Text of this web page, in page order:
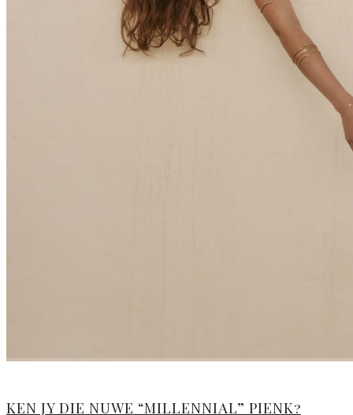
KEN JY DIE NUWE “MILLENNIAL” PIENK?